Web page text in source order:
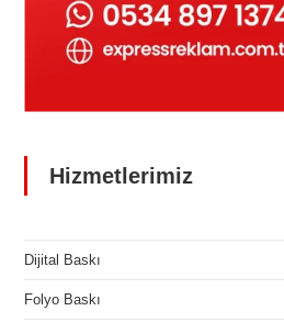
Hizmetlerimiz
Dijital Baskı
Folyo Baskı